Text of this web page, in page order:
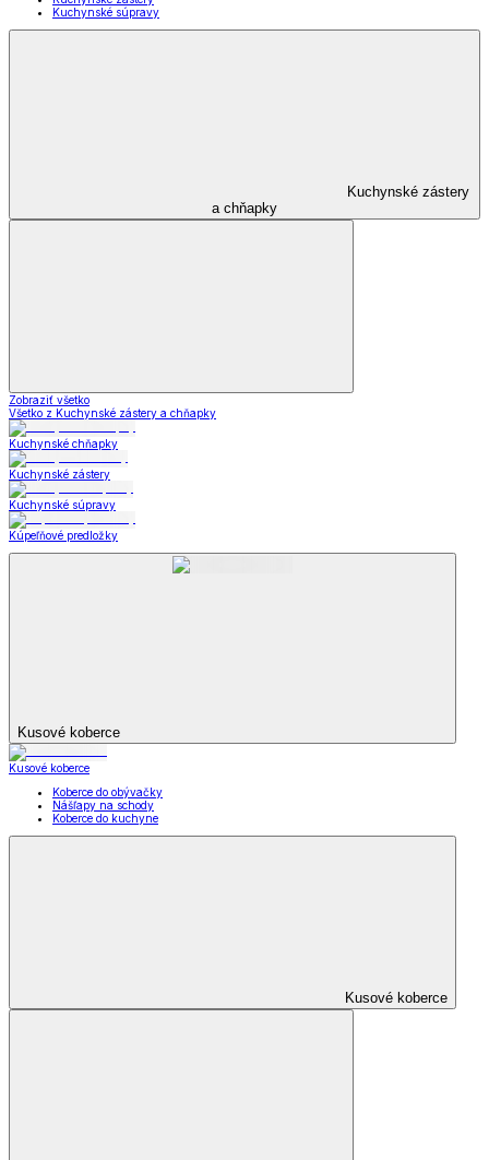
Kuchynské súpravy
Kuchynské zástery
a chňapky
Zobraziť všetko
Všetko z Kuchynské zástery a chňapky
Kuchynské chňapky
Kuchynské zástery
Kuchynské súpravy
Kúpeľňové predložky
Kusové koberce
Kusové koberce
Koberce do obývačky
Nášľapy na schody
Koberce do kuchyne
Kusové koberce